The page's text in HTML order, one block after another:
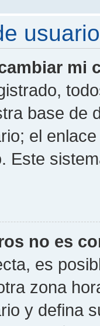
mi
base de
el
Este
no es
es
zona
y defina